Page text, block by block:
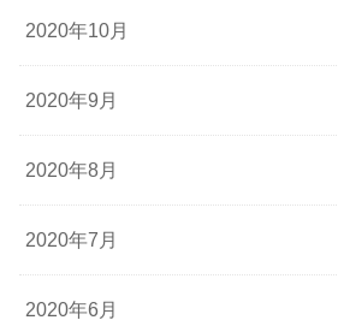
2020年10月
2020年9月
2020年8月
2020年7月
2020年6月